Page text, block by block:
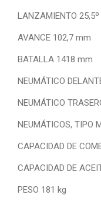
LANZAMIENTO 25,5º
AVANCE 102,7 mm
BATALLA 1418 mm
NEUMÁTICO
NEUMÁTICO
NEUMÁTICOS, TIPO
CAPACIDAD DE
CAPACIDAD DE
PESO 181 kg